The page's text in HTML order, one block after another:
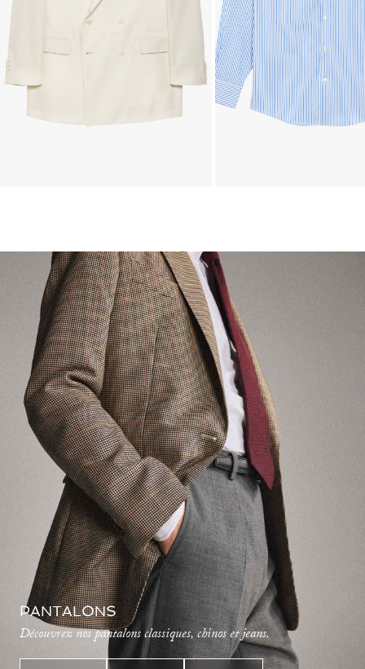
1 150,00 € 286,00 €
PANTALONS
Découvrez nos pantalons classiques, chinos et jeans.